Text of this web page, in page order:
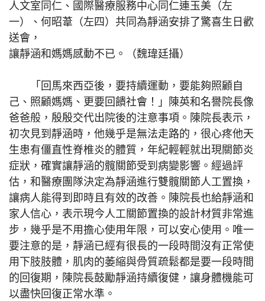
人文室同仁、國際醫療服務中心同仁連玉美（左
一）、何昭葦（左四）共同為靜涵安排了驚喜生日歡
送會，
讓靜涵和媽媽感動不已。（魏瑋廷攝）
「回馬來西亞後，要持續運動，要能夠照顧自
己、照顧媽媽、更要回饋社會！」陳英和名譽院長像
爸爸般，殷殷交代出院後的注意事項。陳院長表示，
初次見到靜涵時，他幾乎是無法走路的，很心疼他天
生患有僵直性脊椎炎的體質，年紀輕輕就出現關節炎
症狀，確實讓靜涵的髖關節受到病變影響。經過評
估，和醫療團隊決定為靜涵進行雙髖關節人工置換，
讓病人能得到即時且有效的改善。陳院長也給靜涵和
家人信心，表示現今人工關節置換的設計材質非常進
步，幾乎是不用擔心使用年限，可以安心使用。唯一
要注意的是，靜涵已經有很長的一段時間沒有正常使
用下肢肢體，肌肉的萎縮與骨質疏鬆都是要一段時間
的回復期，陳院長鼓勵靜涵持續復健，讓身體機能可
以盡快回復正常水準。